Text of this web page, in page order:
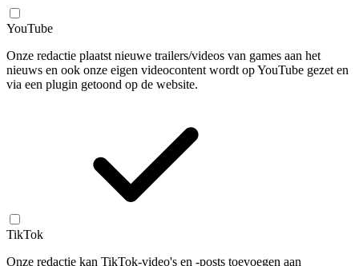
YouTube
Onze redactie plaatst nieuwe trailers/videos van games aan het
nieuws en ook onze eigen videocontent wordt op YouTube gezet en
via een plugin getoond op de website.
TikTok
Onze redactie kan TikTok-video's en -posts toevoegen aan